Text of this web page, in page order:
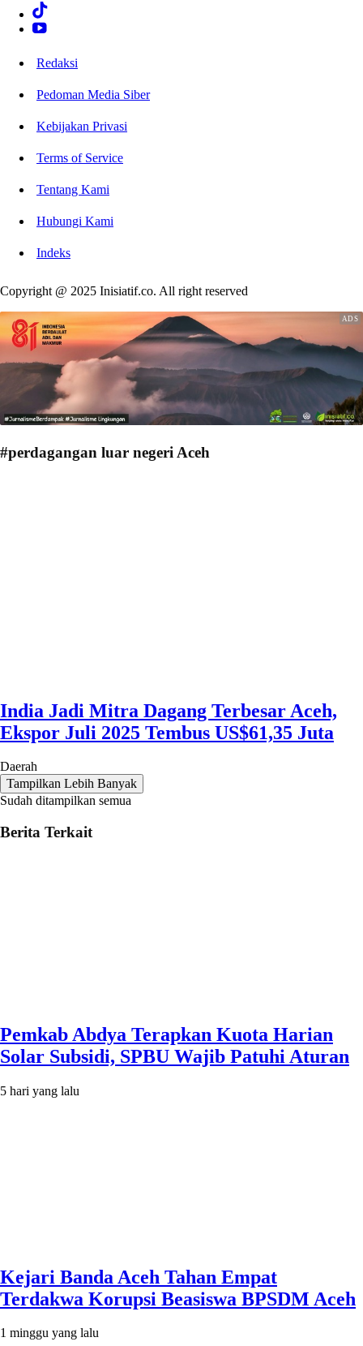
Redaksi
Pedoman Media Siber
Kebijakan Privasi
Terms of Service
Tentang Kami
Hubungi Kami
Indeks
Copyright @ 2025 Inisiatif.co. All right reserved
#perdagangan luar negeri Aceh
India Jadi Mitra Dagang Terbesar Aceh,
Ekspor Juli 2025 Tembus US$61,35 Juta
Daerah
Tampilkan Lebih Banyak
Sudah ditampilkan semua
Berita Terkait
Pemkab Abdya Terapkan Kuota Harian
Solar Subsidi, SPBU Wajib Patuhi Aturan
5 hari yang lalu
Kejari Banda Aceh Tahan Empat
Terdakwa Korupsi Beasiswa BPSDM Aceh
1 minggu yang lalu